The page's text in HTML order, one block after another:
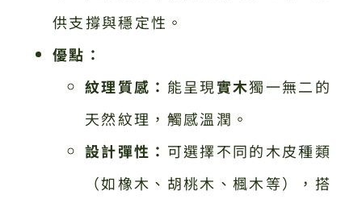
供支撐與穩定性。
優點：
紋理質感： 能呈現實木獨一無二的
天然紋理，觸感溫潤。
設計彈性： 可選擇不同的木皮種類
（如橡木、胡桃木、楓木等），搭